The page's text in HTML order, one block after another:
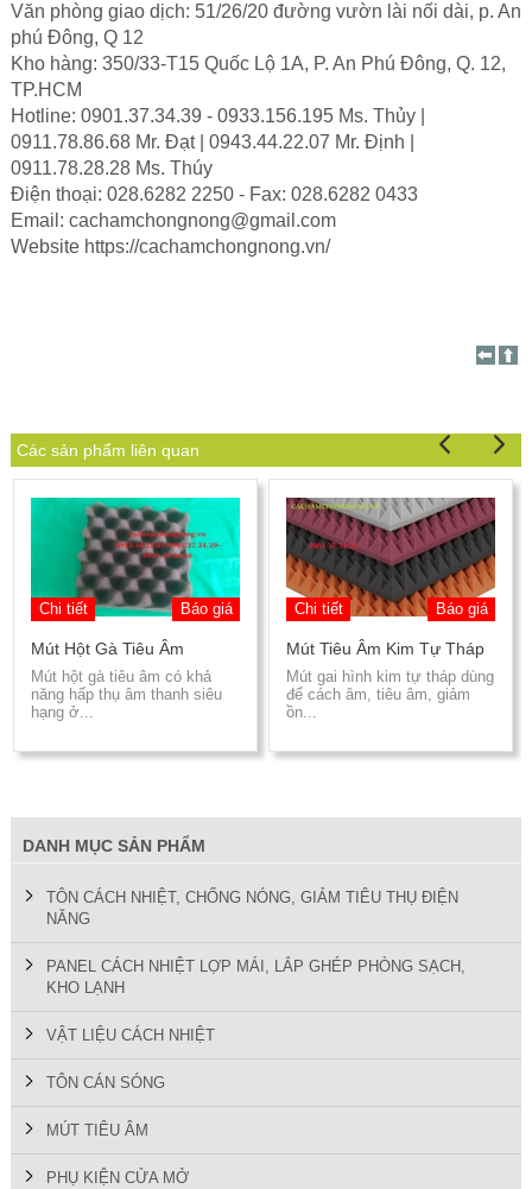
Văn phòng giao dịch: 51/26/20 đường vườn lài nối dài, p. An
phú Đông, Q 12
Kho hàng: 350/33-T15 Quốc Lộ 1A, P. An Phú Đông, Q. 12,
TP.HCM
Hotline: 0901.37.34.39 - 0933.156.195 Ms. Thủy |
0911.78.86.68 Mr. Đạt | 0943.44.22.07 Mr. Định |
0911.78.28.28 Ms. Thúy
Điện thoại: 028.6282 2250 - Fax: 028.6282 0433
Email: cachamchongnong@gmail.com
Website https://cachamchongnong.vn/
Các sản phẩm liên quan
Chi tiết Báo giá
Mút Hột Gà Tiêu Âm
Mút hột gà tiêu âm có khả
năng hấp thụ âm thanh siêu
hạng ở...
Chi tiết Báo giá
Mút Tiêu Âm Kim Tự Tháp
Mút gai hình kim tự tháp dùng
để cách âm, tiêu âm, giảm
ồn...
DANH MỤC SẢN PHẨM
TÔN CÁCH NHIỆT, CHỐNG NÓNG, GIẢM TIÊU THỤ ĐIỆN
NĂNG
PANEL CÁCH NHIỆT LỢP MÁI, LẮP GHÉP PHÒNG SẠCH,
KHO LẠNH
VẬT LIỆU CÁCH NHIỆT
TÔN CÁN SÓNG
MÚT TIÊU ÂM
PHỤ KIỆN CỬA MỞ